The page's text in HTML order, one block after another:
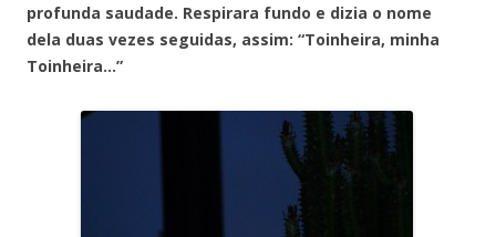
profunda saudade. Respirara fundo e dizia o nome
dela duas vezes seguidas, assim: “Toinheira, minha
Toinheira…”